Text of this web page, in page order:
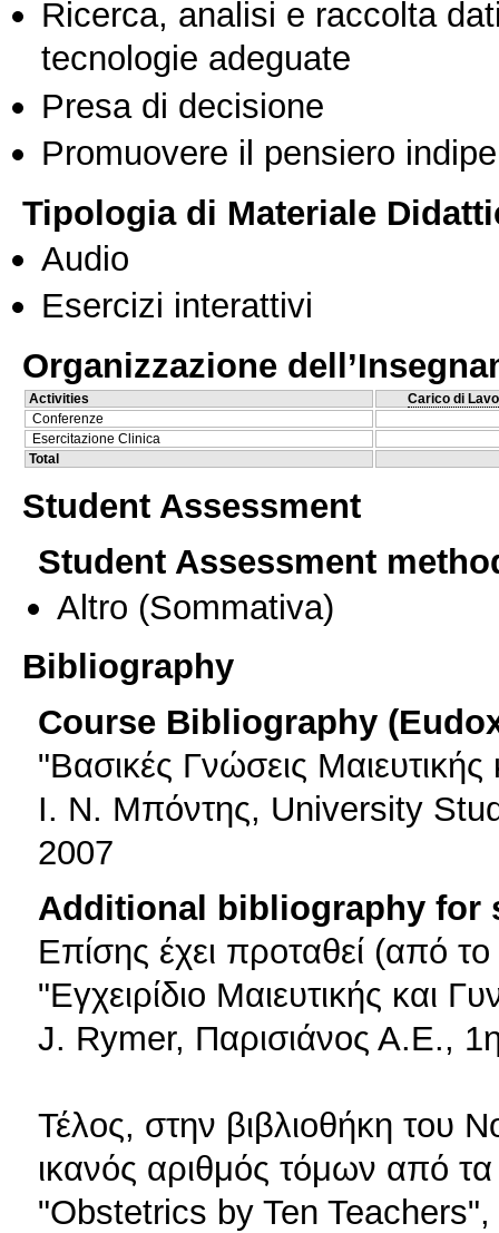
Ricerca, analisi e raccolta
tecnologie adeguate
Presa di decisione
Promuovere il pensiero
Tipologia di Materiale
Audio
Esercizi interattivi
Organizzazione
Activities
Carico di
Conferenze
Esercitazione Clinica
Total
Student Assessment
Student Assessment
Altro (Sommativa)
Bibliography
Course Bibliography
"Βασικές Γνώσεις Μαιευτικής
Ι. Ν. Μπόντης, University
2007
Additional bibliography for
Επίσης έχει προταθεί (από
"Εγχειρίδιο Μαιευτικής και
J. Rymer, Παρισιάνος Α.Ε.,
Τέλος, στην βιβλιοθήκη του
ικανός αριθμός τόμων από
"Obstetrics by Ten